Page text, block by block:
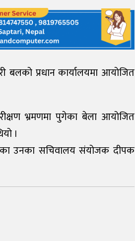
बलको प्रधान कार्यालयमा आयोजित
भ्रमणमा पुगेका बेला आयोजित
।
उनका सचिवालय संयोजक दीपक